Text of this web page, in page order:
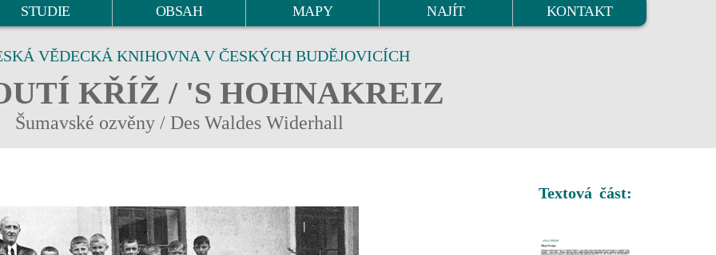
STUDIE OBSAH MAPY NAJÍT KONTAKT
VĚDECKÁ KNIHOVNA V ČESKÝCH BUDĚJOVICÍCH
KŘÍŽ / 'S HOHNAKREIZ
Šumavské ozvěny / Des Waldes Widerhall
Textová část: